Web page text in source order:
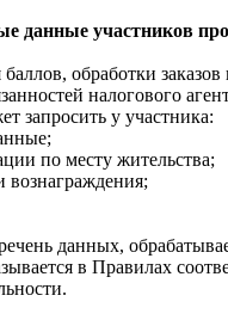
данные участников
обработки
налогового
запросить у участника:
по месту жительства;
вознаграждения;
данных,
в Правилах